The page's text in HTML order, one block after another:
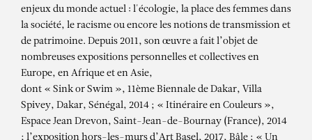
enjeux du monde actuel : l'écologie, la place des femmes dans
la société, le racisme ou encore les notions de transmission et
de patrimoine. Depuis 2011, son œuvre a fait l’objet de
nombreuses expositions personnelles et collectives en
Europe, en Afrique et en Asie,
dont « Sink or Swim », 11ème Biennale de Dakar, Villa
Spivey, Dakar, Sénégal, 2014 ; « Itinéraire en Couleurs »,
Espace Jean Drevon, Saint-Jean-de-Bournay (France), 2014
; l’exposition hors-les-murs d’Art Basel, 2017, Bâle ; « Un